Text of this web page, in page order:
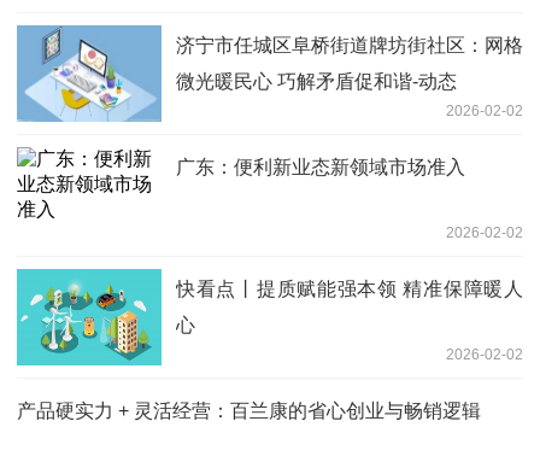
济宁市任城区阜桥街道牌坊街社区：网格
微光暖民心 巧解矛盾促和谐-动态
2026-02-02
广东：便利新业态新领域市场准入
2026-02-02
快看点丨提质赋能强本领 精准保障暖人
心
2026-02-02
产品硬实力 + 灵活经营：百兰康的省心创业与畅销逻辑